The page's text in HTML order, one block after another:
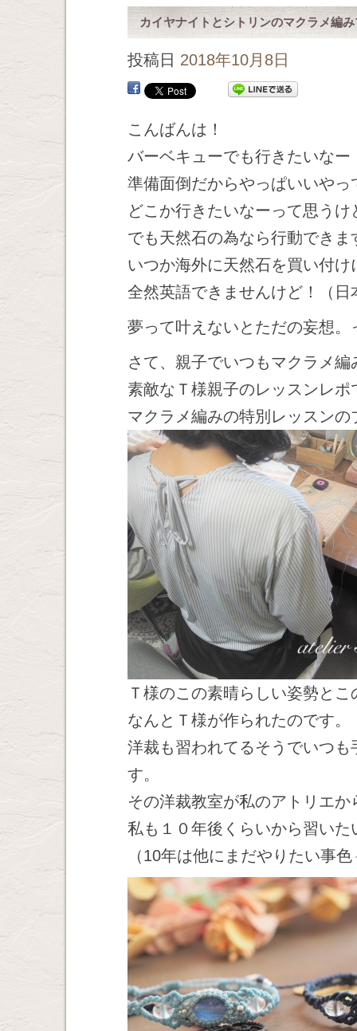
カイヤナイトとシトリンのマクラメ編
投稿日 2018年10月8日
こんばんは！
バーベキューでも行きたいなー
準備面倒だからやっぱいいやっ
どこか行きたいなーって思う
でも天然石の為なら行動できま
いつか海外に天然石を買い付
全然英語できませんけど！（
夢って叶えないとただの妄想
さて、親子でいつもマクラメ
素敵なＴ様親子のレッスンレポ
マクラメ編みの特別レッスン
Ｔ様のこの素晴らしい姿勢と
なんとＴ様が作られたのです。
洋裁も習われてるそうでいつ
す。
その洋裁教室が私のアトリエか
私も１０年後くらいから習いた
（10年は他にまだやりたい事